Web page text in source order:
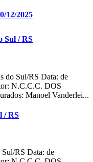
12/2025
Sul / RS
do Sul/RS Data: de
N.C.C.C. DOS
Manoel Vanderlei...
/ RS
RS Data: de